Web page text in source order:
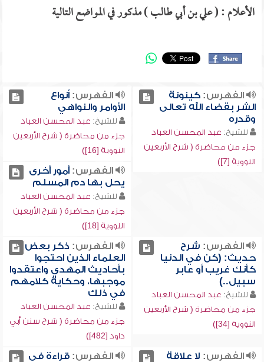
الأعلام : ( علي بن أبي طالب ) مذكور في المواضع التالية
الفهرس:كينونة
الشر بقضاء الله تعالى
وقدره
للشيخ: عبد المحسن العباد
جزء من محاضرة ( شرح الأربعين
النووية [7])
الفهرس:أنواع
الأوامر والنواهي
للشيخ: عبد المحسن العباد
جزء من محاضرة ( شرح الأربعين
النووية [16])
الفهرس:أمور أخرى
يحل بها دم المسلم
للشيخ: عبد المحسن العباد
جزء من محاضرة ( شرح الأربعين
النووية [18])
الفهرس: شرح
حديث: (كن في الدنيا
كأنك غريب أو عابر
سبيل..)
للشيخ: عبد المحسن العباد
جزء من محاضرة ( شرح الأربعين
النووية [34])
الفهرس: ذكر بعض
العلماء الذين احتجوا
بأحاديث المهدي واعتقدوا
موجبها، وحكاية كلامهم
في ذلك
للشيخ: عبد المحسن العباد
جزء من محاضرة ( شرح سنن أبي
داود [482])
الفهرس: لا علاقة
الفهرس:قراءة في